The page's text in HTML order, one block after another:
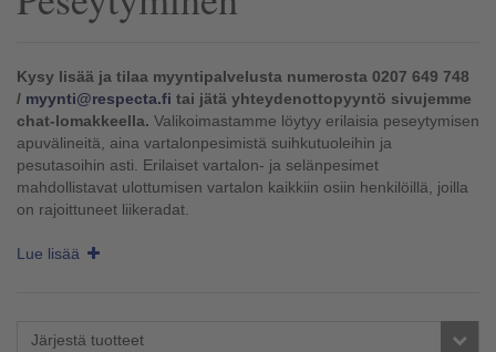
Kysy lisää ja tilaa myyntipalvelusta numerosta 0207 649 748
/ myynti@respecta.fi tai jätä yhteydenottopyyntö sivujemme
chat-lomakkeella. Valikoimastamme löytyy erilaisia peseytymisen
apuvälineitä, aina vartalonpesimistä suihkutuoleihin ja
pesutasoihin asti. Erilaiset vartalon- ja selänpesimet
mahdollistavat ulottumisen vartalon kaikkiin osiin henkilöillä, joilla
on rajoittuneet liikeradat.
Lue lisää
Järjestä tuotteet